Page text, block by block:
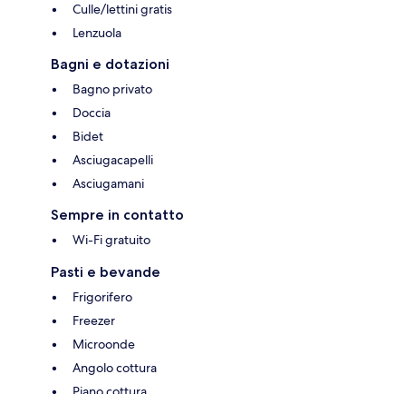
Culle/lettini gratis
Lenzuola
Bagni e dotazioni
Bagno privato
Doccia
Bidet
Asciugacapelli
Asciugamani
Sempre in contatto
Wi-Fi gratuito
Pasti e bevande
Frigorifero
Freezer
Microonde
Angolo cottura